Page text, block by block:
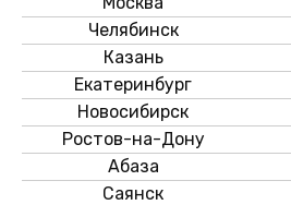
Челябинск
Казань
Екатеринбург
Новосибирск
Ростов-на-Дону
Абаза
Саянск